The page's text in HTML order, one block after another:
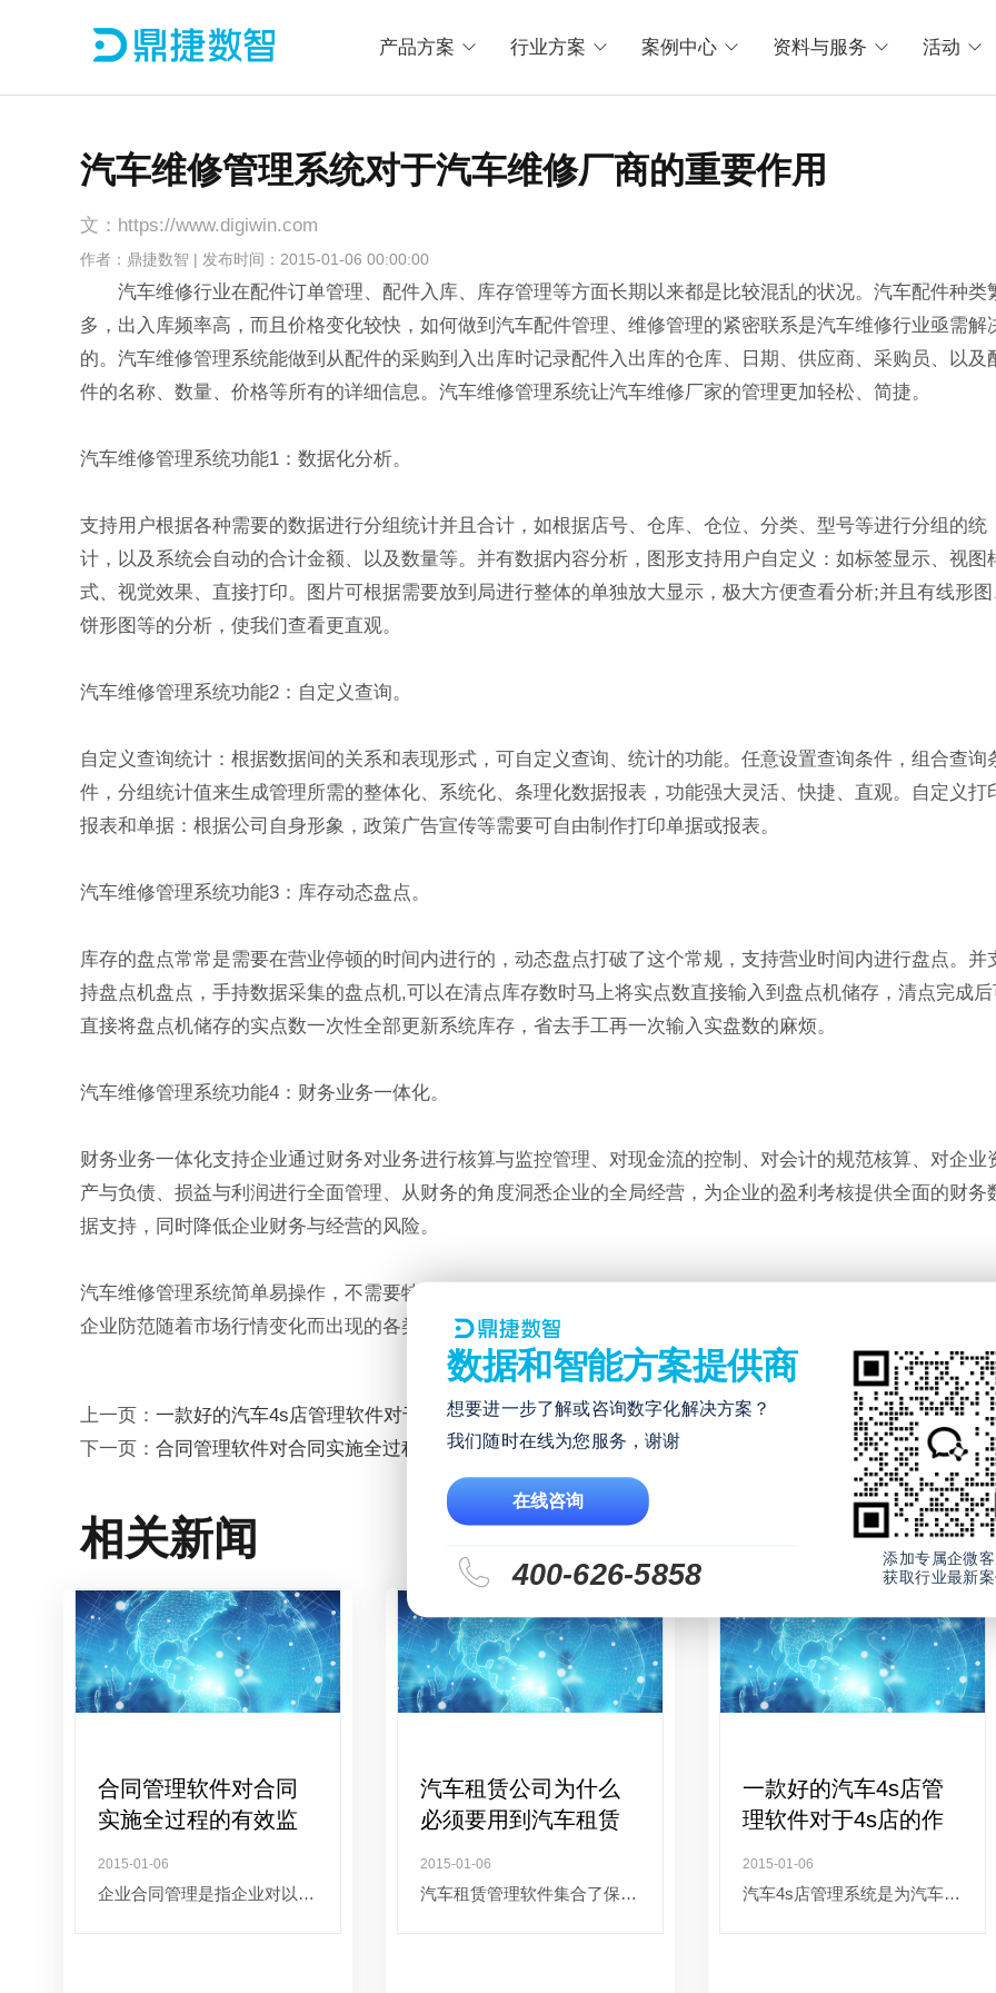
产品方案 行业方案 案例中心 资料与服务 活动
汽车维修管理系统对于汽车维修厂商的重要作用
文：https://www.digiwin.com
作者：鼎捷数智 | 发布时间：2015-01-06 00:00:00
汽车维修行业在配件订单管理、配件入库、库存管理等方面长期以来都是比较混乱的状况。汽车配件种类
多，出入库频率高，而且价格变化较快，如何做到汽车配件管理、维修管理的紧密联系是汽车维修行业亟需解
的。汽车维修管理系统能做到从配件的采购到入出库时记录配件入出库的仓库、日期、供应商、采购员、以及
件的名称、数量、价格等所有的详细信息。汽车维修管理系统让汽车维修厂家的管理更加轻松、简捷。
汽车维修管理系统功能1：数据化分析。
支持用户根据各种需要的数据进行分组统计并且合计，如根据店号、仓库、仓位、分类、型号等进行分组的统
计，以及系统会自动的合计金额、以及数量等。并有数据内容分析，图形支持用户自定义：如标签显示、视图
式、视觉效果、直接打印。图片可根据需要放到局进行整体的单独放大显示，极大方便查看分析;并且有线形图
饼形图等的分析，使我们查看更直观。
汽车维修管理系统功能2：自定义查询。
自定义查询统计：根据数据间的关系和表现形式，可自定义查询、统计的功能。任意设置查询条件，组合查询
件，分组统计值来生成管理所需的整体化、系统化、条理化数据报表，功能强大灵活、快捷、直观。自定义打
报表和单据：根据公司自身形象，政策广告宣传等需要可自由制作打印单据或报表。
汽车维修管理系统功能3：库存动态盘点。
库存的盘点常常是需要在营业停顿的时间内进行的，动态盘点打破了这个常规，支持营业时间内进行盘点。并
持盘点机盘点，手持数据采集的盘点机,可以在清点库存数时马上将实点数直接输入到盘点机储存，清点完成
直接将盘点机储存的实点数一次性全部更新系统库存，省去手工再一次输入实盘数的麻烦。
汽车维修管理系统功能4：财务业务一体化。
财务业务一体化支持企业通过财务对业务进行核算与监控管理、对现金流的控制、对会计的规范核算、对企业
产与负债、损益与利润进行全面管理、从财务的角度洞悉企业的全局经营，为企业的盈利考核提供全面的财务
据支持，同时降低企业财务与经营的风险。
汽车维修管理系统简单易操作，不需要特别培训。汽车维修管理系统精准的库存和销售管理，能有效地帮助汽配
企业防范随着市场行情变化而出现的各类风险，降低库存成本，提升企业收益。
上一页： 一款好的汽车4s店管理软件对于4s店的作用
下一页： 合同管理软件对合同实施全过程的有效监控
相关新闻
合同管理软件对合同
实施全过程的有效监
2015-01-06
企业合同管理是指企业对以自
汽车租赁公司为什么
必须要用到汽车租赁
2015-01-06
汽车租赁管理软件集合了保障
一款好的汽车4s店管
理软件对于4s店的作
2015-01-06
汽车4s店管理系统是为汽车4s
数据和智能方案提供商
想要进一步了解或咨询数字化解决方案？
我们随时在线为您服务，谢谢
在线咨询
400-626-5858
添加专属企微
获取行业最新案